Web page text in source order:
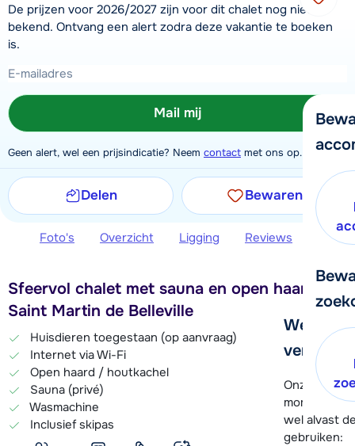
We
verder!
Onze
moment
wel alvast
gebruiken:
De prijzen voor 2026/2027 zijn voor dit chalet nog niet
bekend. Ontvang een alert zodra deze vakantie te boeken
is.
Mail mij
Geen alert, wel een prijsindicatie? Neem contact met ons op.
Delen Bewaren
Foto's Overzicht Ligging Reviews
Sfeervol chalet met sauna en open haard in
Saint Martin de Belleville
Huisdieren toegestaan (op aanvraag)
Internet via Wi-Fi
Open haard / houtkachel
Sauna (privé)
Wasmachine
Inclusief skipas